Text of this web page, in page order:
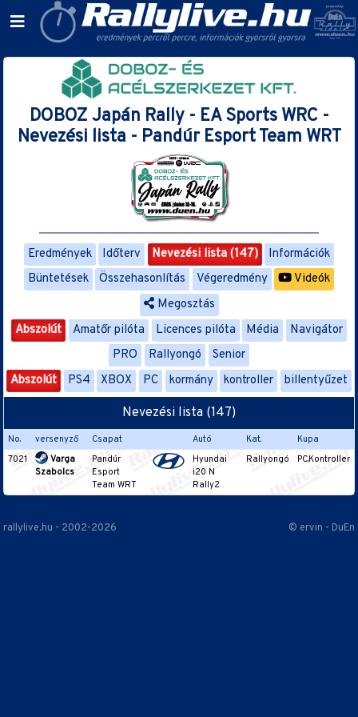
DOBOZ Japán Rally - EA Sports WRC -
Nevezési lista - Pandúr Esport Team WRT
Eredmények Időterv Nevezési lista (147)
Információk
Büntetések
Összehasonlítás Végeredmény
Videók
Megosztás
Abszolút
Amatőr pilóta Licences pilóta Média
Navigátor
PRO
Rallyongó
Senior
Abszolút
PS4 XBOX PC kormány kontroller billentyűzet
Nevezési lista (147)
No. versenyző Csapat Autó Kat.
Kupa
7021
Varga
Szabolcs
Pandúr
Esport
Team WRT
Hyundai
i20 N
Rally2
Rallyongó PC,Kontroller
rallylive.hu - 2002-2026 © ervin - DuEn